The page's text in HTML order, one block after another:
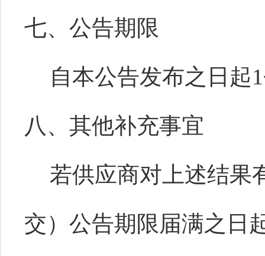
七、公告期限
自本公告发布之日起
八、其他补充事宜
若供应商对上述结果
交）公告期限届满之日